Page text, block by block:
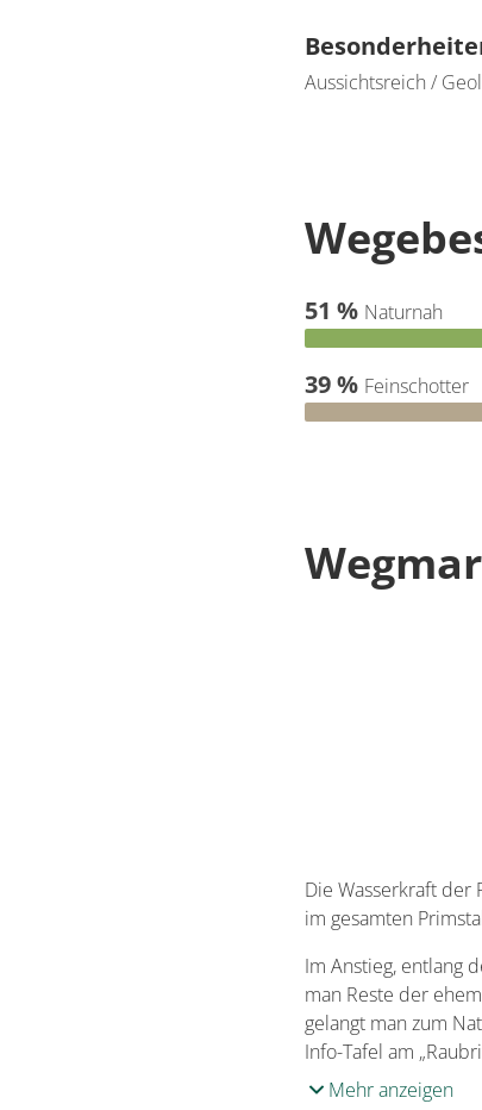
Aussichtsreich /
51 % Naturnah
39 % Feinschotter
Die Wasserkraft der
im gesamten
Im Anstieg, entlang
man Reste der
gelangt man zum
Info-Tafel am
Mehr anzeigen